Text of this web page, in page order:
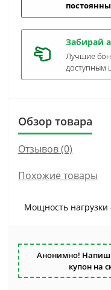
Забирай
Лучшие
доступным
Обзор товара
Отзывов (0)
Похожие товары
Мощность нагрузки
Анонимно!
купон на